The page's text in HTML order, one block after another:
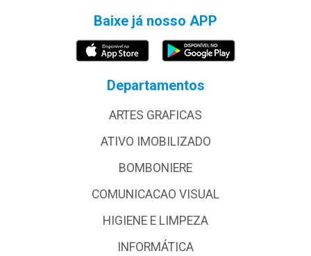
Baixe já nosso APP
Departamentos
ARTES GRAFICAS
ATIVO IMOBILIZADO
BOMBONIERE
COMUNICACAO VISUAL
HIGIENE E LIMPEZA
INFORMÁTICA